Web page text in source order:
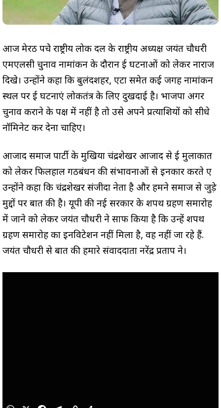
आज मेरठ पहुंचे राष्ट्रीय लोक दल के राष्ट्रीय अध्यक्ष जयंत चौधरी
एमएलसी चुनाव नामांकन के दौरान हुई घटनाओं को लेकर नाराज
दिखे। उन्होंने कहा कि बुलंदशहर, एटा समेत कई जगह नामांकन
स्थल पर हुई घटनाएं लोकतंत्र के लिए दुखदाई है। भाजपा अगर
चुनाव कराने के पक्ष में नहीं है तो उसे अपने प्रत्याशियों को सीधे
नॉमिनेट कर देना चाहिए।
आजाद समाज पार्टी के मुखिया चंद्रशेखर आजाद से हुई मुलाकात
को लेकर फिलहाल गठबंधन की संभावनाओं से इनकार करते हुए
उन्होंने कहा कि चंद्रशेखर संजीदा नेता है और हमने समाज से जुड़े
मुद्दों पर बात की है। यूपी की नई सरकार के शपथ ग्रहण समारोह
में जाने को लेकर जयंत चौधरी ने साफ किया है कि उन्हें शपथ
ग्रहण समारोह का इनविटेशन नहीं मिला है, वह नहीं जा रहे हैं.
जयंत चौधरी से बात की हमारे संवाददाता नरेंद्र प्रताप ने।